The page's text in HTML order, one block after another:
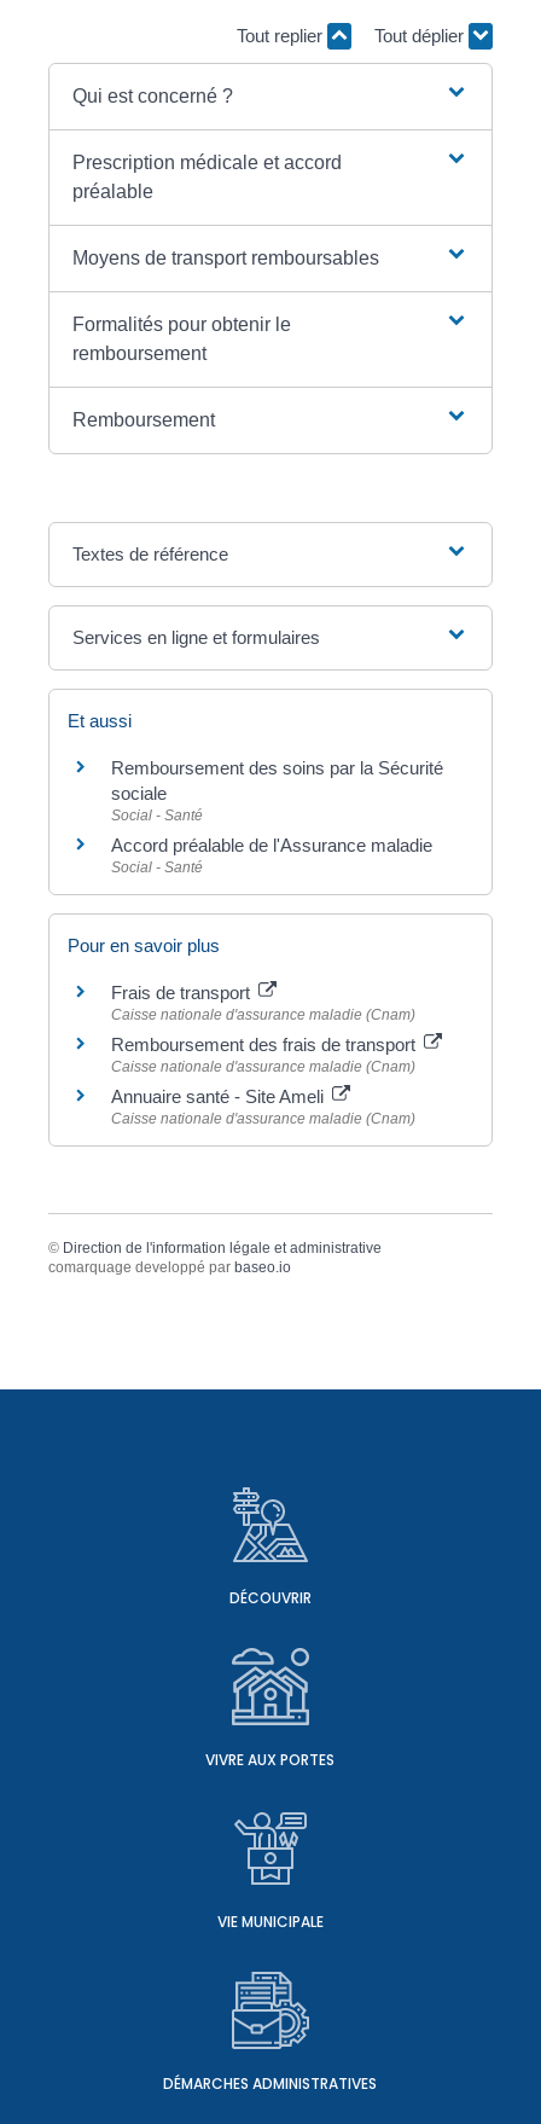
Tout replier Tout déplier
Qui est concerné ?
Prescription médicale et accord
préalable
Moyens de transport remboursables
Formalités pour obtenir le
remboursement
Remboursement
Textes de référence
Services en ligne et formulaires
Et aussi
Remboursement des soins par la Sécurité
sociale
Social - Santé
Accord préalable de l'Assurance maladie
Social - Santé
Pour en savoir plus
Frais de transport
Caisse nationale d'assurance maladie (Cnam)
Remboursement des frais de transport
Caisse nationale d'assurance maladie (Cnam)
Annuaire santé - Site Ameli
Caisse nationale d'assurance maladie (Cnam)
© Direction de l'information légale et administrative
comarquage developpé par baseo.io
DÉCOUVRIR
VIVRE AUX PORTES
VIE MUNICIPALE
DÉMARCHES ADMINISTRATIVES